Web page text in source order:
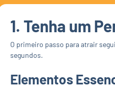
1. Tenha um
O primeiro passo para atrair
segundos.
Elementos